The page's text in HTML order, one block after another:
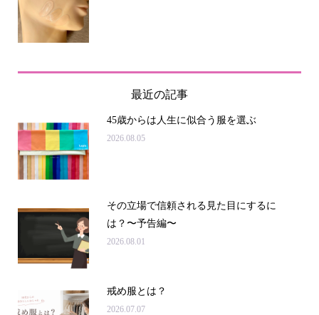
最近の記事
45歳からは人生に似合う服を選ぶ
2026.08.05
その立場で信頼される見た目にするに
は？〜予告編〜
2026.08.01
戒め服とは？
2026.07.07